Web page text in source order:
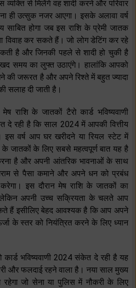
से मिलेंगे वह शादी करने और परिवार
ही उत्सुक नजर आएगा। इसके अलावा वर्ष
होगा जब इस राशि के प्रेमी जातक
विवाह कर सकते हैं। जो लोग डेटिंग कर रहे
है और जिनकी पहले से शादी हो चुकी है
समय का लुफ्त उठाएंगे। हालांकि आपको
की जरूरत है और अपने रिश्ते में बहुत ज्यादा
सलाह दी जाती है।
मेष राशि के जातकों टैरो कार्ड भविष्यवाणी
रही है कि साल 2024 में आपकी वित्तीय
इस वर्ष आप घर खरीदने या रियल स्टेट में
जातकों के लिए सबसे महत्वपूर्ण बात यह है
है और अपनी आंतरिक भावनाओं के साथ
से पैसा कमाने और अपने धन को प्रबंध
इस दौरान मेष राशि के जातकों का
लेकिन अपनी उच्च सक्रियता के चलते आप
हैं इसीलिए बेहद आवश्यक है कि आप अपने
के स्तर को नियंत्रित करने के लिए ध्यान
कार्ड भविष्यवाणी 2024 संकेत दे रही है यह
और फलदाई रहने वाला है। नया साल मुख्य
जो सेना या पुलिस में नौकरी के लिए